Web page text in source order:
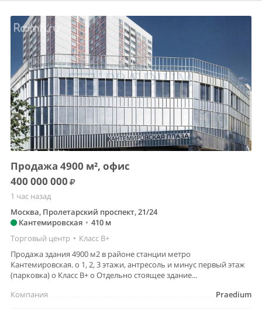
Продажа 4900 м², офис
400 000 000
1 час назад
Москва, Пролетарский проспект, 21/24
Кантемировская • 410 м
Торговый центр • Класс B+
Продажа здания 4900 м2 в районе станции метро
Кантемировская. o 1, 2, 3 этажи, антресоль и минус первый этаж
(парковка) o Класс В+ o Отдельно стоящее здание...
Praedium
Компания